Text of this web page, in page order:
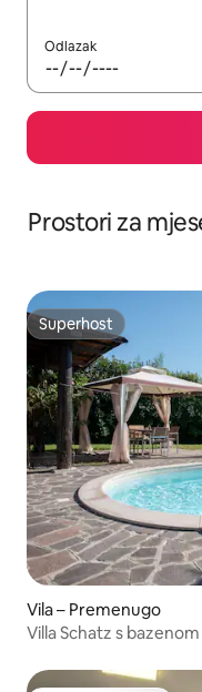
Odlazak
Prostori za
Superhost
Superhost
Vila – Premenugo
Villa Schatz s